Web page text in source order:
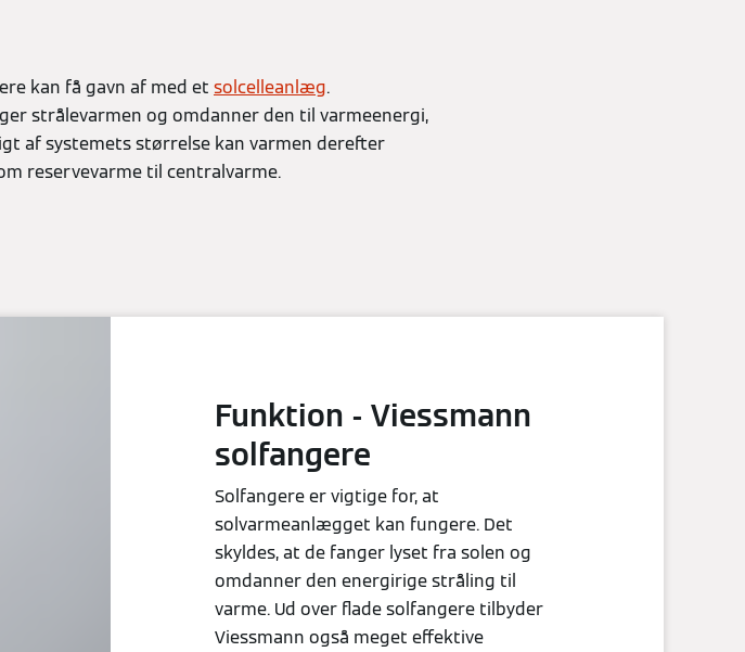
kan få gavn af med et solcelleanlæg.
strålevarmen og omdanner den til varmeenergi,
af systemets størrelse kan varmen derefter
reservevarme til centralvarme.
Funktion - Viessmann
solfangere
Solfangere er vigtige for, at
solvarmeanlægget kan fungere. Det
skyldes, at de fanger lyset fra solen og
omdanner den energirige stråling til
varme. Ud over flade solfangere tilbyder
Viessmann også meget effektive